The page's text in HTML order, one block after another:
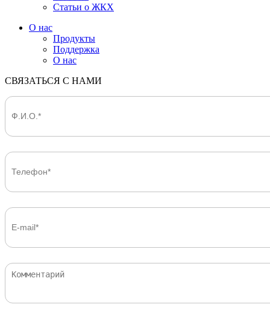
Статьи о ЖКХ
О нас
Продукты
Поддержка
О нас
СВЯЗАТЬСЯ С НАМИ